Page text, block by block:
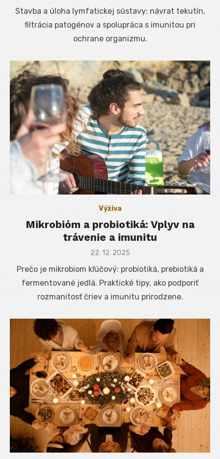
Stavba a úloha lymfatickej sústavy: návrat tekutín,
filtrácia patogénov a spolupráca s imunitou pri
ochrane organizmu.
Výživa
Mikrobióm a probiotiká: Vplyv na
trávenie a imunitu
Posted
22. 12. 2025
Prečo je mikrobiom kľúčový: probiotiká, prebiotiká a
fermentované jedlá. Praktické tipy, ako podporiť
rozmanitosť čriev a imunitu prirodzene.